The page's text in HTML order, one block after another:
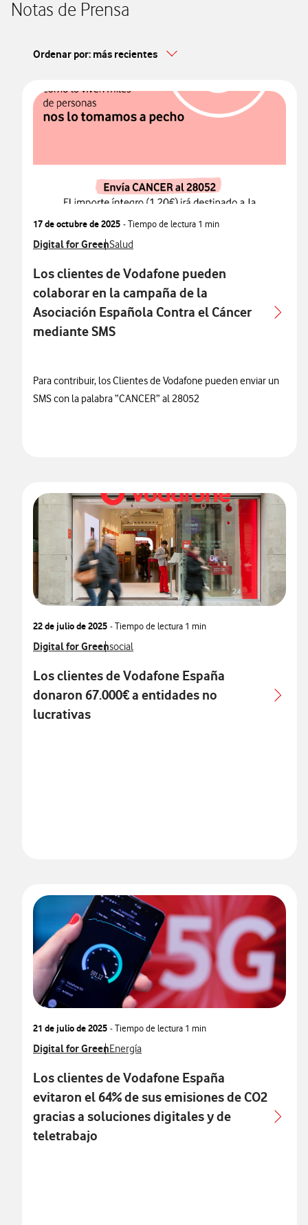
Notas de Prensa
Ordenar por: más recientes
17 de octubre de 2025 - Tiempo de lectura 1 min
Ver más notas de prensa relacionados con
Digital for GreenVer más notas de prensa relacionados con
Salud
Los clientes de Vodafone pueden
colaborar en la campaña de la
Asociación Española Contra el Cáncer
mediante SMS
Para contribuir, los Clientes de Vodafone pueden enviar un
SMS con la palabra “CANCER” al 28052
22 de julio de 2025 - Tiempo de lectura 1 min
Ver más notas de prensa relacionados con
Digital for GreenVer más notas de prensa relacionados con
social
Los clientes de Vodafone España
donaron 67.000€ a entidades no
lucrativas
21 de julio de 2025 - Tiempo de lectura 1 min
Ver más notas de prensa relacionados con
Digital for GreenVer más notas de prensa relacionados con
Energía
Los clientes de Vodafone España
evitaron el 64% de sus emisiones de CO2
gracias a soluciones digitales y de
teletrabajo